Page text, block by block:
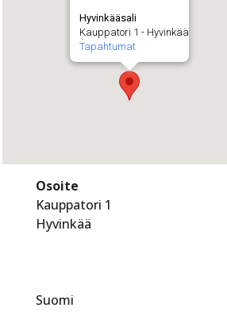
Hyvinkääsali
Kauppatori 1 - Hyvinkää
Tapahtumat
Osoite
Kauppatori 1
Hyvinkää
Suomi